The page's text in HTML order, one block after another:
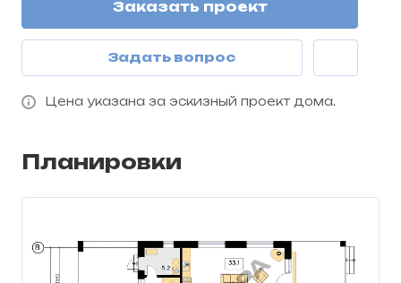
Заказать проект
Задать вопрос
Цена указана за эскизный проект дома.
Планировки